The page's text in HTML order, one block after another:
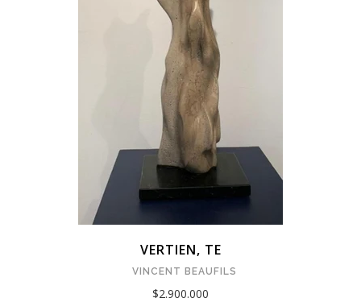
VERTIEN, TE
VINCENT BEAUFILS
$2.900.000